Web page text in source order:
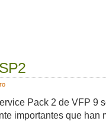
Pack 2 de VFP 9
importantes que han